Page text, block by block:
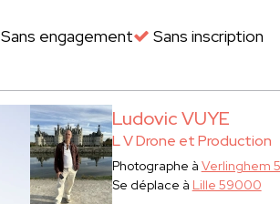
Sans engagement Sans inscription
Ludovic VUYE
L V Drone et Production
Photographe à Verlinghem
Se déplace à Lille 59000